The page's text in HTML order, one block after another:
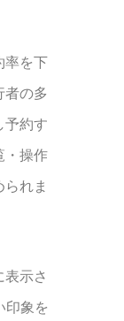
率を下
者の多
予約す
・操作
れま
示さ
印象を